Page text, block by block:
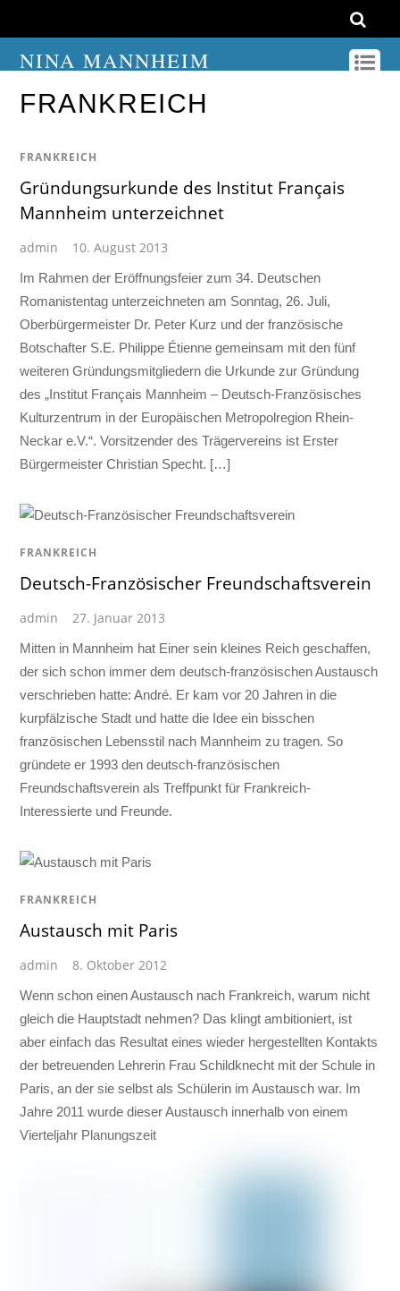
NINA MANNHEIM
FRANKREICH
FRANKREICH
Gründungsurkunde des Institut Français
Mannheim unterzeichnet
admin 10. August 2013
Im Rahmen der Eröffnungsfeier zum 34. Deutschen
Romanistentag unterzeichneten am Sonntag, 26. Juli,
Oberbürgermeister Dr. Peter Kurz und der französische
Botschafter S.E. Philippe Étienne gemeinsam mit den fünf
weiteren Gründungsmitgliedern die Urkunde zur Gründung
des „Institut Français Mannheim – Deutsch-Französisches
Kulturzentrum in der Europäischen Metropolregion Rhein-
Neckar e.V.“. Vorsitzender des Trägervereins ist Erster
Bürgermeister Christian Specht. […]
FRANKREICH
Deutsch-Französischer Freundschaftsverein
admin 27. Januar 2013
Mitten in Mannheim hat Einer sein kleines Reich geschaffen,
der sich schon immer dem deutsch-französischen Austausch
verschrieben hatte: André. Er kam vor 20 Jahren in die
kurpfälzische Stadt und hatte die Idee ein bisschen
französischen Lebensstil nach Mannheim zu tragen. So
gründete er 1993 den deutsch-französischen
Freundschaftsverein als Treffpunkt für Frankreich-
Interessierte und Freunde.
FRANKREICH
Austausch mit Paris
admin 8. Oktober 2012
Wenn schon einen Austausch nach Frankreich, warum nicht
gleich die Hauptstadt nehmen? Das klingt ambitioniert, ist
aber einfach das Resultat eines wieder hergestellten Kontakts
der betreuenden Lehrerin Frau Schildknecht mit der Schule in
Paris, an der sie selbst als Schülerin im Austausch war. Im
Jahre 2011 wurde dieser Austausch innerhalb von einem
Vierteljahr Planungszeit